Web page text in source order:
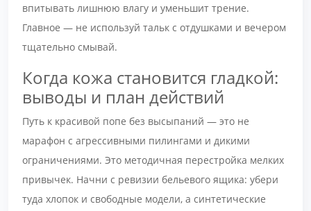
впитывать лишнюю влагу и уменьшит трение.
Главное — не используй тальк с отдушками и вечером
тщательно смывай.
Когда кожа становится гладкой:
выводы и план действий
Путь к красивой попе без высыпаний — это не
марафон с агрессивными пилингами и дикими
ограничениями. Это методичная перестройка мелких
привычек. Начни с ревизии бельевого ящика: убери
туда хлопок и свободные модели, а синтетические